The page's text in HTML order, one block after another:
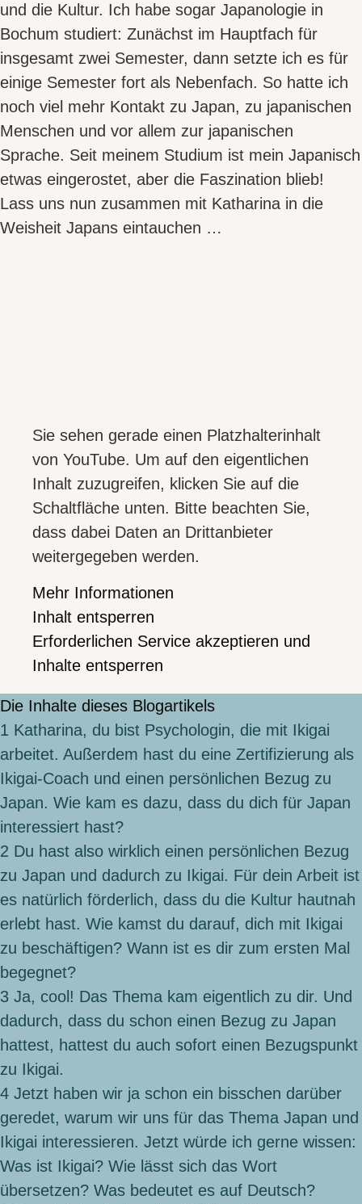
und die Kultur. Ich habe sogar Japanologie in
Bochum studiert: Zunächst im Hauptfach für
insgesamt zwei Semester, dann setzte ich es für
einige Semester fort als Nebenfach. So hatte ich
noch viel mehr Kontakt zu Japan, zu japanischen
Menschen und vor allem zur japanischen
Sprache. Seit meinem Studium ist mein Japanisch
etwas eingerostet, aber die Faszination blieb!
Lass uns nun zusammen mit Katharina in die
Weisheit Japans eintauchen …
Sie sehen gerade einen Platzhalterinhalt
von YouTube. Um auf den eigentlichen
Inhalt zuzugreifen, klicken Sie auf die
Schaltfläche unten. Bitte beachten Sie,
dass dabei Daten an Drittanbieter
weitergegeben werden.
Mehr Informationen
Inhalt entsperren
Erforderlichen Service akzeptieren und
Inhalte entsperren
Die Inhalte dieses Blogartikels
1 Katharina, du bist Psychologin, die mit Ikigai
arbeitet. Außerdem hast du eine Zertifizierung als
Ikigai-Coach und einen persönlichen Bezug zu
Japan. Wie kam es dazu, dass du dich für Japan
interessiert hast?
2 Du hast also wirklich einen persönlichen Bezug
zu Japan und dadurch zu Ikigai. Für dein Arbeit ist
es natürlich förderlich, dass du die Kultur hautnah
erlebt hast. Wie kamst du darauf, dich mit Ikigai
zu beschäftigen? Wann ist es dir zum ersten Mal
begegnet?
3 Ja, cool! Das Thema kam eigentlich zu dir. Und
dadurch, dass du schon einen Bezug zu Japan
hattest, hattest du auch sofort einen Bezugspunkt
zu Ikigai.
4 Jetzt haben wir ja schon ein bisschen darüber
geredet, warum wir uns für das Thema Japan und
Ikigai interessieren. Jetzt würde ich gerne wissen:
Was ist Ikigai? Wie lässt sich das Wort
übersetzen? Was bedeutet es auf Deutsch?